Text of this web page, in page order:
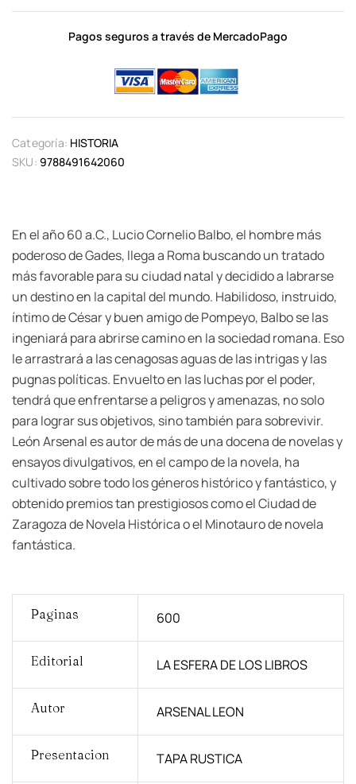
Pagos seguros a través de MercadoPago
Categoría: HISTORIA
SKU: 9788491642060
En el año 60 a.C., Lucio Cornelio Balbo, el hombre más
poderoso de Gades, llega a Roma buscando un tratado
más favorable para su ciudad natal y decidido a labrarse
un destino en la capital del mundo. Habilidoso, instruido,
íntimo de César y buen amigo de Pompeyo, Balbo se las
ingeniará para abrirse camino en la sociedad romana. Eso
le arrastrará a las cenagosas aguas de las intrigas y las
pugnas políticas. Envuelto en las luchas por el poder,
tendrá que enfrentarse a peligros y amenazas, no solo
para lograr sus objetivos, sino también para sobrevivir.
León Arsenal es autor de más de una docena de novelas y
ensayos divulgativos, en el campo de la novela, ha
cultivado sobre todo los géneros histórico y fantástico, y
obtenido premios tan prestigiosos como el Ciudad de
Zaragoza de Novela Histórica o el Minotauro de novela
fantástica.
Paginas 600
Editorial LA ESFERA DE LOS LIBROS
Autor ARSENAL LEON
Presentacion TAPA RUSTICA